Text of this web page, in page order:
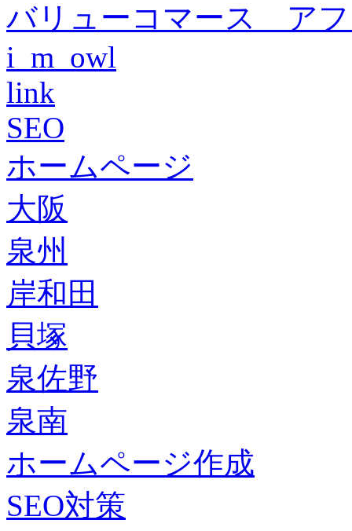
バリューコマース ア
i_m_owl
link
SEO
ホームページ
大阪
泉州
岸和田
貝塚
泉佐野
泉南
ホームページ作成
SEO対策